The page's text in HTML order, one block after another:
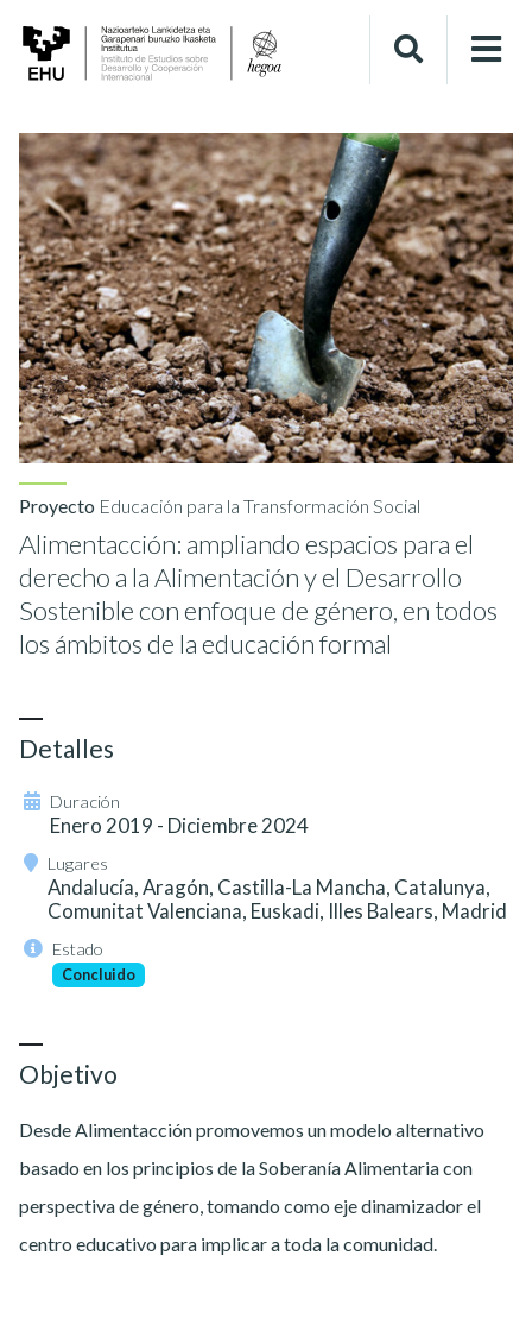
Proyecto Educación para la Transformación Social
Alimentacción: ampliando espacios para el
derecho a la Alimentación y el Desarrollo
Sostenible con enfoque de género, en todos
los ámbitos de la educación formal
Objetivo
Desde Alimentacción promovemos un modelo alternativo
basado en los principios de la Soberanía Alimentaria con
perspectiva de género, tomando como eje dinamizador el
centro educativo para implicar a toda la comunidad.
Detalles
Duración
Enero 2019 - Diciembre 2024
Lugares
Andalucía, Aragón, Castilla-La Mancha, Catalunya,
Comunitat Valenciana, Euskadi, Illes Balears, Madrid
Estado
Concluido